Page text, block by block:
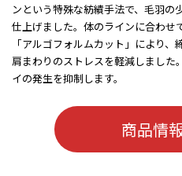
ンという特殊な紡績手法で、毛羽
仕上げました。体のラインに合わせ
「アルゴフォルムカット」により、
肩まわりのストレスを軽減しました
イの発生を抑制します。
商品情